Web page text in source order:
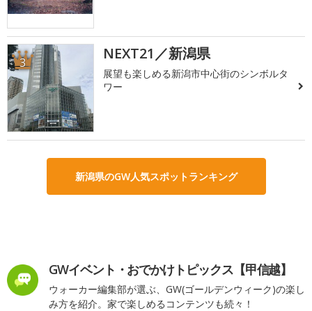
3 NEXT21／新潟県
展望も楽しめる新潟市中心街のシンボルタ
ワー
新潟県のGW人気スポットランキング
GWイベント・おでかけトピックス【甲信越】
ウォーカー編集部が選ぶ、GW(ゴールデンウィーク)の楽し
み方を紹介。家で楽しめるコンテンツも続々！